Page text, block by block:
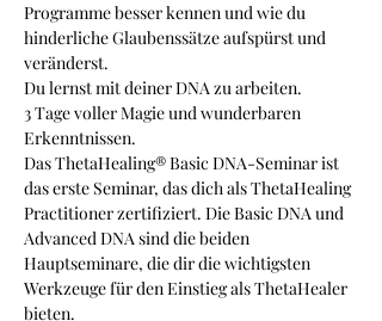
Programme besser kennen und wie du
hinderliche Glaubenssätze aufspürst und
veränderst.
Du lernst mit deiner DNA zu arbeiten.
3 Tage voller Magie und wunderbaren
Erkenntnissen.
Das ThetaHealing® Basic DNA-Seminar ist
das erste Seminar, das dich als ThetaHealing
Practitioner zertifiziert. Die Basic DNA und
Advanced DNA sind die beiden
Hauptseminare, die dir die wichtigsten
Werkzeuge für den Einstieg als ThetaHealer
bieten.